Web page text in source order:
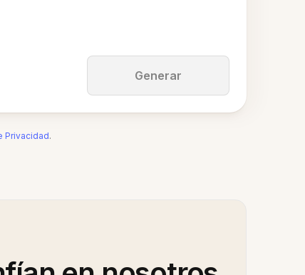
Generar
Privacidad.